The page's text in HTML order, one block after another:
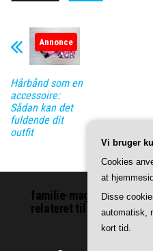
Annonce
Hårbånd som en
accessoire:
Sådan kan det
fuldende dit
outfit
familie-magasinet.dk | Vi
relateret til familie.
Vi bruger
Cookies
at
Disse
automatisk,
kort tid.